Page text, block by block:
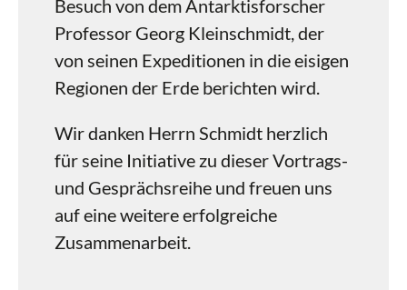
Besuch von dem Antarktisforscher
Professor Georg Kleinschmidt, der
von seinen Expeditionen in die eisigen
Regionen der Erde berichten wird.
Wir danken Herrn Schmidt herzlich
für seine Initiative zu dieser Vortrags-
und Gesprächsreihe und freuen uns
auf eine weitere erfolgreiche
Zusammenarbeit.